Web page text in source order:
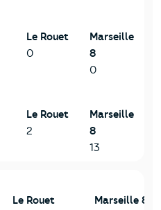
Le Rouet
0
Marseille
8
0
Le Rouet
2
Marseille
8
13
Le Rouet
Marseille 8